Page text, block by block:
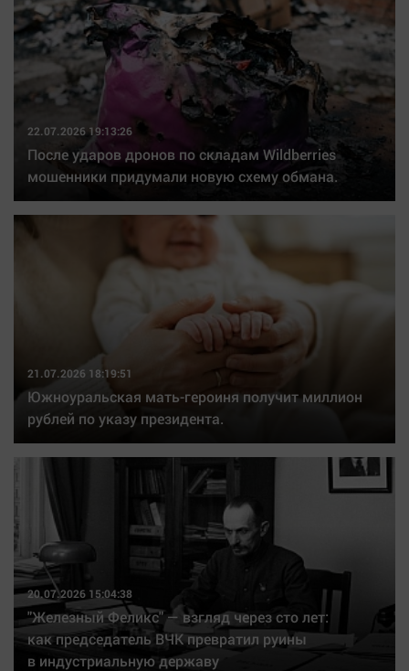
22.07.2026 19:13:26
После ударов дронов по складам Wildberries
мошенники придумали новую схему обмана.
21.07.2026 18:19:51
Южноуральская мать-героиня получит миллион
рублей по указу президента.
20.07.2026 15:04:38
"Железный Феликс" — взгляд через сто лет:
как председатель ВЧК превратил руины
в индустриальную державу